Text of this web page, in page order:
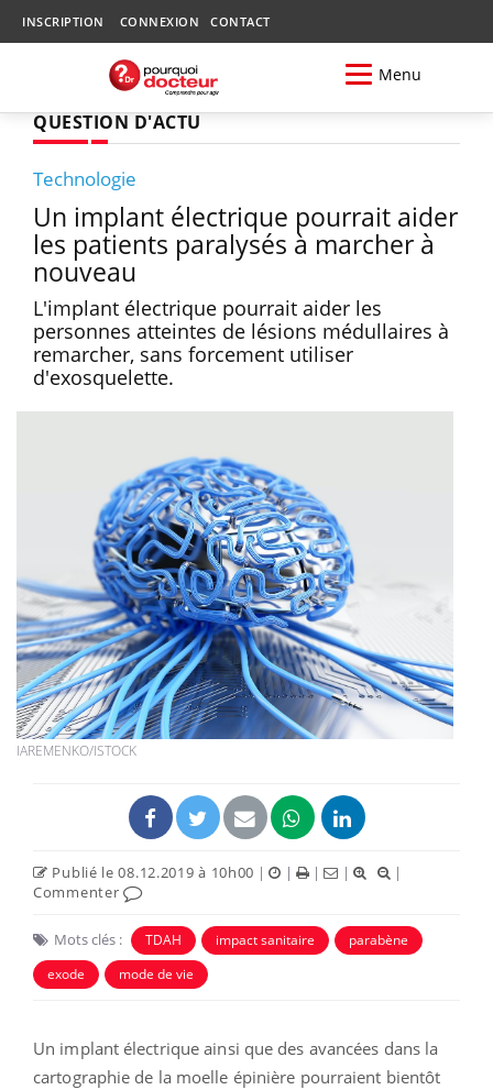
INSCRIPTION CONNEXION CONTACT
Menu
QUESTION D'ACTU
Technologie
Un implant électrique pourrait aider
les patients paralysés à marcher à
nouveau
L'implant électrique pourrait aider les
personnes atteintes de lésions médullaires à
remarcher, sans forcement utiliser
d'exosquelette.
IAREMENKO/ISTOCK
Publié le 08.12.2019 à 10h00 | | | |
|
Commenter
Mots clés : TDAH impact sanitaire
parabène
exode
mode de vie
Un implant électrique ainsi que des avancées dans la
cartographie de la moelle épinière pourraient bientôt